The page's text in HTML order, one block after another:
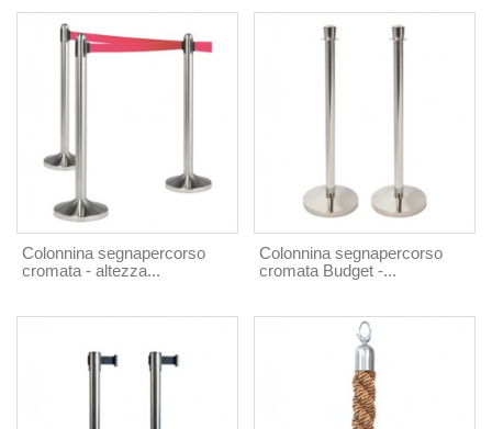
Colonnina segnapercorso
cromata - altezza...
Colonnina segnapercorso
cromata Budget -...